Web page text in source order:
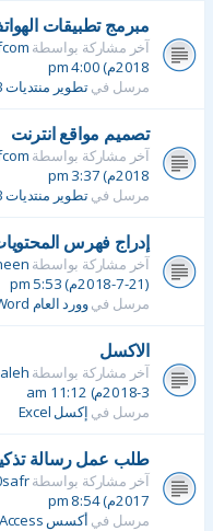
مبرمج تطبيقات
آخر مشاركة بواسطة
2018م) 4:00 pm
مرسل فيتطوير منتديات phpBB
تصميم مواقع انترنت
آخر مشاركة بواسطة
2018م) 3:37 pm
مرسل فيتطوير منتديات phpBB
إدراج فهرس
آخر مشاركة بواسطة
مرسل فيوورد العام Word
الاكسل
آخر مشاركة بواسطة
3-2018م) 11:12 am
مرسل فيإكسل Excel
طلب عمل رسالة
آخر مشاركة بواسطة
2017م) 8:54 pm
مرسل فيأكسس Access